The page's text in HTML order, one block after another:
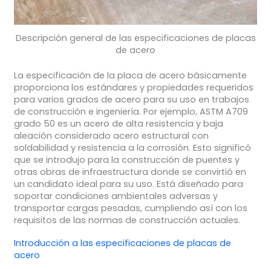
Descripción general de las especificaciones de placas
de acero
La especificación de la placa de acero básicamente
proporciona los estándares y propiedades requeridos
para varios grados de acero para su uso en trabajos
de construcción e ingeniería. Por ejemplo, ASTM A709
grado 50 es un acero de alta resistencia y baja
aleación considerado acero estructural con
soldabilidad y resistencia a la corrosión. Esto significó
que se introdujo para la construcción de puentes y
otras obras de infraestructura donde se convirtió en
un candidato ideal para su uso. Está diseñado para
soportar condiciones ambientales adversas y
transportar cargas pesadas, cumpliendo así con los
requisitos de las normas de construcción actuales.
Introducción a las especificaciones de placas de
acero